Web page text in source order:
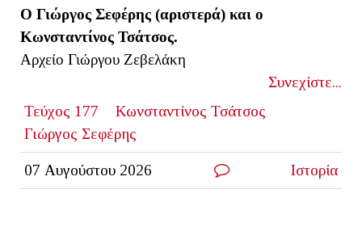
O Γιώργος Σεφέρης (αριστερά) και ο
Κωνσταντίνος Τσάτσος.
Αρχείο Γιώργου Ζεβελάκη
Συνεχίστε...
Τεύχος 177
Κωνσταντίνος Τσάτσος
Γιώργος Σεφέρης
07 Αυγούστου 2026 Ιστορία